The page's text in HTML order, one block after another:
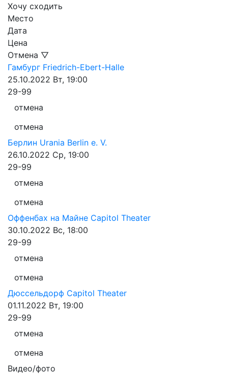
Хочу сходить
Место
Дата
Цена
Отмена ▽
Гамбург Friedrich-Ebert-Halle
25.10.2022 Вт, 19:00
29-99
отмена
отмена
Берлин Urania Berlin e. V.
26.10.2022 Ср, 19:00
29-99
отмена
отмена
Оффенбах на Майне Capitol Theater
30.10.2022 Вс, 18:00
29-99
отмена
отмена
Дюссельдорф Capitol Theater
01.11.2022 Вт, 19:00
29-99
отмена
отмена
Видео/фото